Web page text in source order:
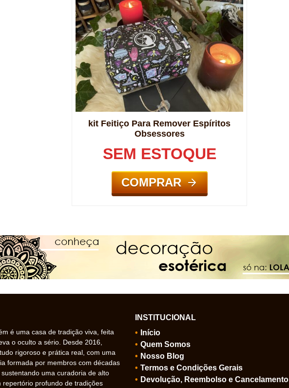
kit Feitiço Para Remover Espíritos
Obsessores
SEM ESTOQUE
COMPRAR
é uma casa de tradição viva, feita
o oculto a sério. Desde 2016,
rigoroso e prática real, com uma
formada por membros com décadas
uma curadoria de alto
repertório profundo de tradições
INSTITUCIONAL
Início
Quem Somos
Nosso Blog
Termos e Condições Gerais
Devolução, Reembolso e Cancelamento